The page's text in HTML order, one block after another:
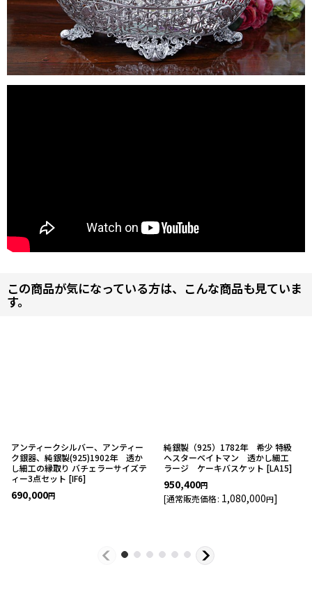
この商品が気になっている方は、こんな商品も見ていま
す。
アンティークシルバー、アンティー
ク銀器、純銀製(925)1902年 透か
し細工の縁取り バチェラーサイズテ
ィー3点セット [IF6]
690,000円
純銀製（925）1782年 希少 特級
ヘスターベイトマン 透かし細工
ラージ ケーキバスケット [LA15]
950,400円
[通常販売価格: 1,080,000円]